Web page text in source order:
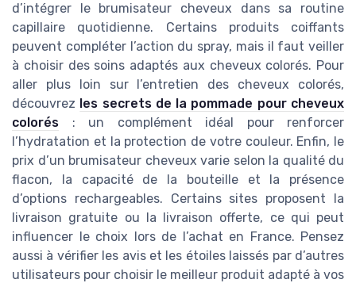
d’intégrer le brumisateur cheveux dans sa routine
capillaire quotidienne. Certains produits coiffants
peuvent compléter l’action du spray, mais il faut veiller
à choisir des soins adaptés aux cheveux colorés. Pour
aller plus loin sur l’entretien des cheveux colorés,
découvrez les secrets de la pommade pour cheveux
colorés : un complément idéal pour renforcer
l’hydratation et la protection de votre couleur. Enfin, le
prix d’un brumisateur cheveux varie selon la qualité du
flacon, la capacité de la bouteille et la présence
d’options rechargeables. Certains sites proposent la
livraison gratuite ou la livraison offerte, ce qui peut
influencer le choix lors de l’achat en France. Pensez
aussi à vérifier les avis et les étoiles laissés par d’autres
utilisateurs pour choisir le meilleur produit adapté à vos